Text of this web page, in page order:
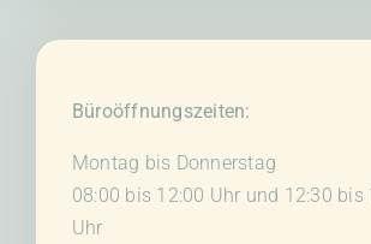
Büroöffnungszeiten:
Montag bis Donnerstag
08:00 bis 12:00 Uhr und 12:30 bis
Uhr